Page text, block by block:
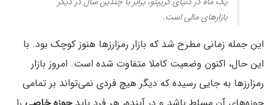
بازارهای مالی است.
این جمله زمانی مطرح شد که بازار رمزارزها هنوز کوچک بود. با
این حال، اکنون وضعیت کاملا متفاوت شده است. امروز بازار
رمزارزها به جایی رسیده که دیگر هیچ فردی نمی‌تواند بر تمامی